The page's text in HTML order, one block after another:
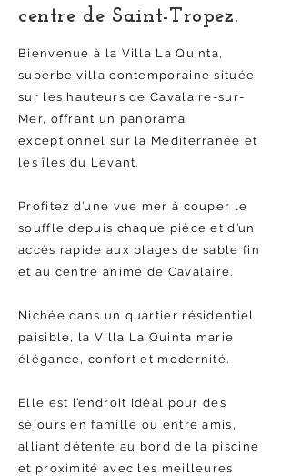
centre de Saint-Tropez.
Bienvenue à la Villa La Quinta,
superbe villa contemporaine située
sur les hauteurs de Cavalaire-sur-
Mer, offrant un panorama
exceptionnel sur la Méditerranée et
les îles du Levant.
Profitez d’une vue mer à couper le
souffle depuis chaque pièce et d’un
accès rapide aux plages de sable fin
et au centre animé de Cavalaire.
Nichée dans un quartier résidentiel
paisible, la Villa La Quinta marie
élégance, confort et modernité.
Elle est l’endroit idéal pour des
séjours en famille ou entre amis,
alliant détente au bord de la piscine
et proximité avec les meilleures